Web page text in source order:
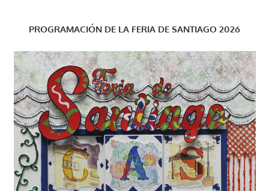
PROGRAMACIÓN DE LA FERIA DE SANTIAGO 2026